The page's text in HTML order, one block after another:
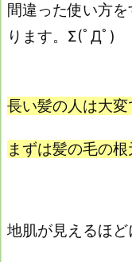
間違った使い方
ります。Σ(ﾟДﾟ)
長い髪の人は大変
まずは髪の毛の根
地肌が見えるほど